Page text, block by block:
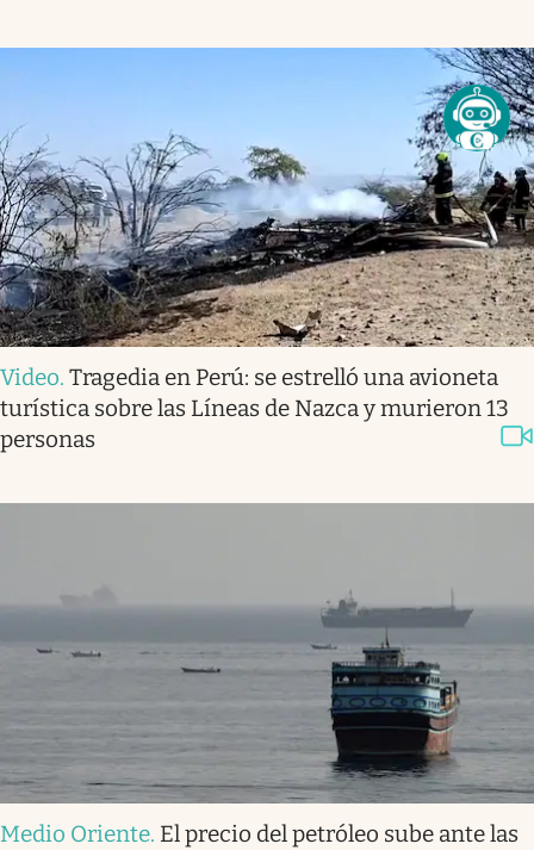
Video. Tragedia en Perú: se estrelló una avioneta
turística sobre las Líneas de Nazca y murieron 13
personas
Medio Oriente. El precio del petróleo sube ante las